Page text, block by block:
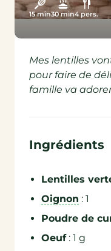
15 min30 min4 pers.
Mes lentilles
pour faire de
famille va
Ingrédients
Lentilles
Oignon : 1
Poudre de
Oeuf: 1 g